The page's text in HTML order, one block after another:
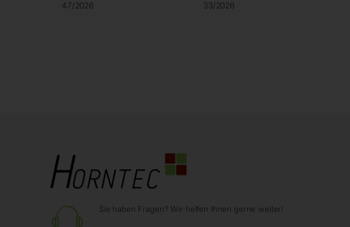
47/2026
33/2026
Sie haben Fragen? Wir helfen Ihnen gerne weiter!